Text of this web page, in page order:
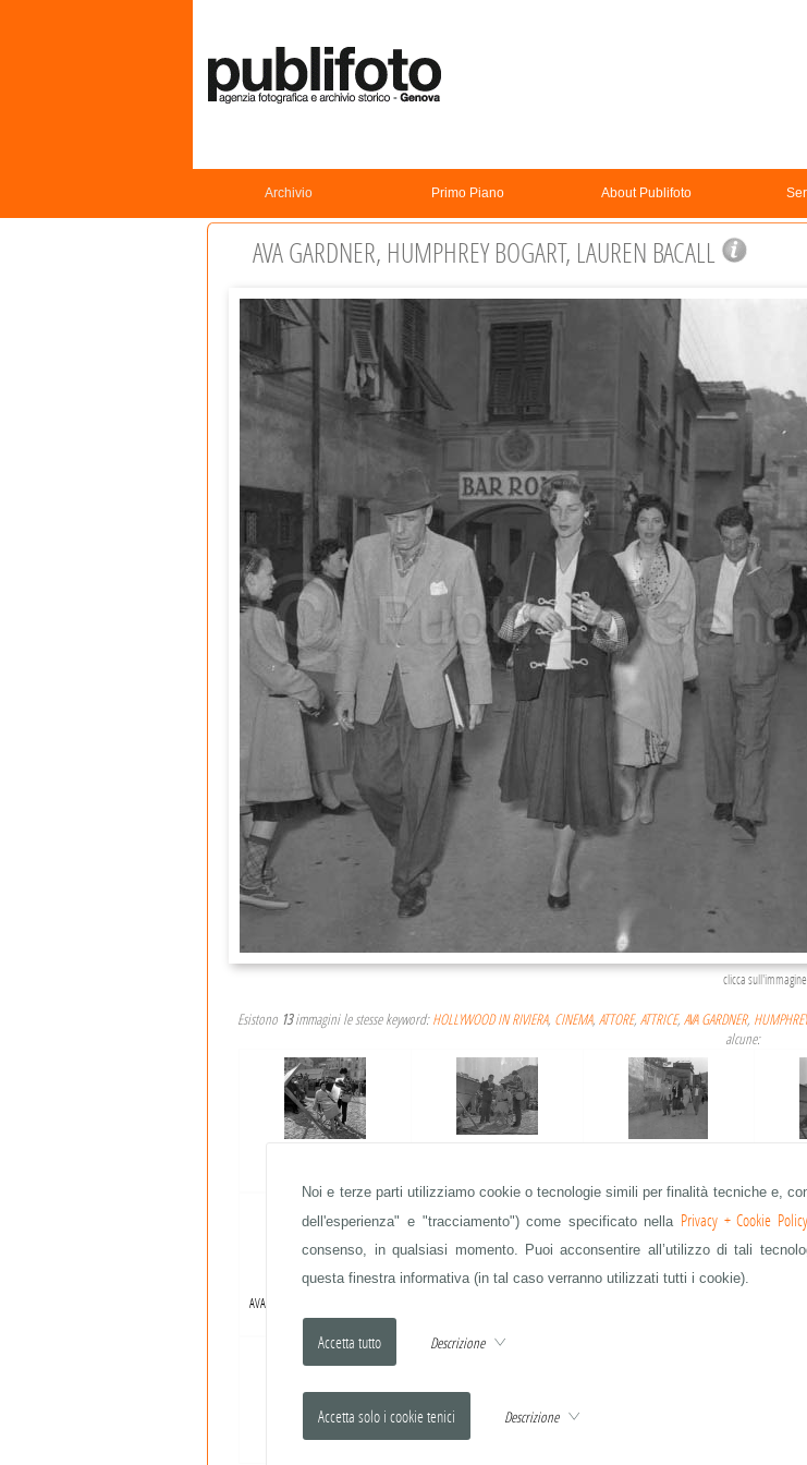
Noi e terze parti utilizziamo cookie o tecnologie simili per finalità tecniche e,
dell'esperienza" e "tracciamento") come specificato nella Privacy + Cookie Policy
consenso, in qualsiasi momento. Puoi acconsentire all’utilizzo di tali
questa finestra informativa (in tal caso verranno utilizzati tutti i cookie).
Descrizione
Descrizione
Archivio Primo Piano About Publifoto
AVA GARDNER, HUMPHREY BOGART, LAUREN BACALL
clicca
Esistono 13immagini le stesse keyword:HOLLYWOOD IN RIVIERA, CINEMA, ATTORE, ATTRICE, AVA GARDNER,
alcune:
AVA GARDNER, HUMPHREY BOGART,
LAUREN BACALL